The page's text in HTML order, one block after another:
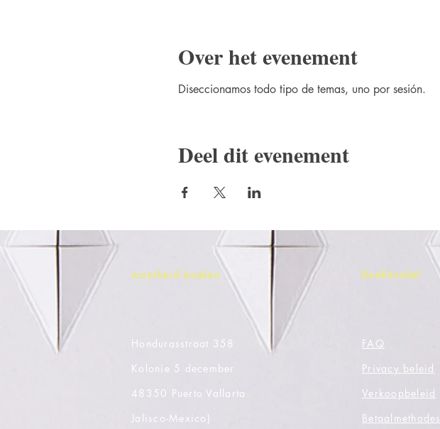
Over het evenement
Diseccionamos todo tipo de temas, uno por sesión.
Deel dit evenement
waarheid boeken Boekhandel
Hondurasstraat 358
Kolonie 5 december
48350 Puerto Vallarta
Jalisco-Mexico)
FAQ
Privacy beleid
Verkoopbeleid
Betaalmethodes